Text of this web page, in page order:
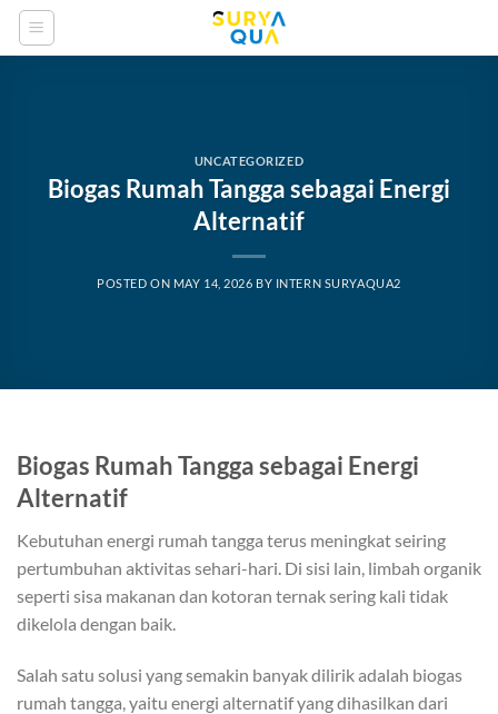
Skip
UNCATEGORIZED
Biogas Rumah Tangga sebagai Energi
Alternatif
POSTED ON MAY 14, 2026 BY INTERN SURYAQUA2
Biogas Rumah Tangga sebagai Energi
Alternatif
Kebutuhan energi rumah tangga terus meningkat seiring
pertumbuhan aktivitas sehari-hari. Di sisi lain, limbah organik
seperti sisa makanan dan kotoran ternak sering kali tidak
dikelola dengan baik.
Salah satu solusi yang semakin banyak dilirik adalah biogas
rumah tangga, yaitu energi alternatif yang dihasilkan dari